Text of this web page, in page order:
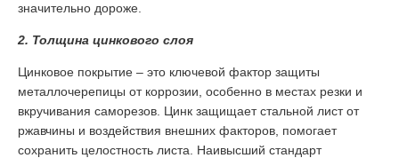
значительно дороже.
2. Толщина цинкового слоя
Цинковое покрытие – это ключевой фактор защиты
металлочерепицы от коррозии, особенно в местах резки и
вкручивания саморезов. Цинк защищает стальной лист от
ржавчины и воздействия внешних факторов, помогает
сохранить целостность листа. Наивысший стандарт